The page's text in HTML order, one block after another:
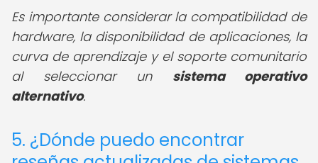
Es importante considerar la compatibilidad de
hardware, la disponibilidad de aplicaciones, la
curva de aprendizaje y el soporte comunitario
al seleccionar un sistema operativo
alternativo.
5. ¿Dónde puedo encontrar